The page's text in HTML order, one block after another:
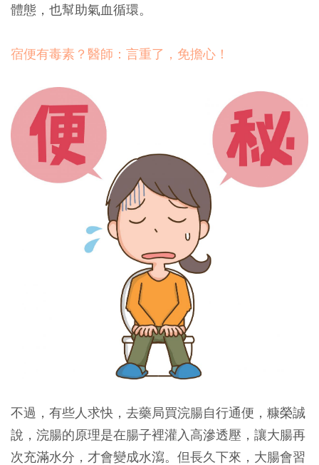
體態，也幫助氣血循環。
宿便有毒素？醫師：言重了，免擔心！
不過，有些人求快，去藥局買浣腸自行通便，糠榮誠
說，浣腸的原理是在腸子裡灌入高滲透壓，讓大腸再
次充滿水分，才會變成水瀉。但長久下來，大腸會習